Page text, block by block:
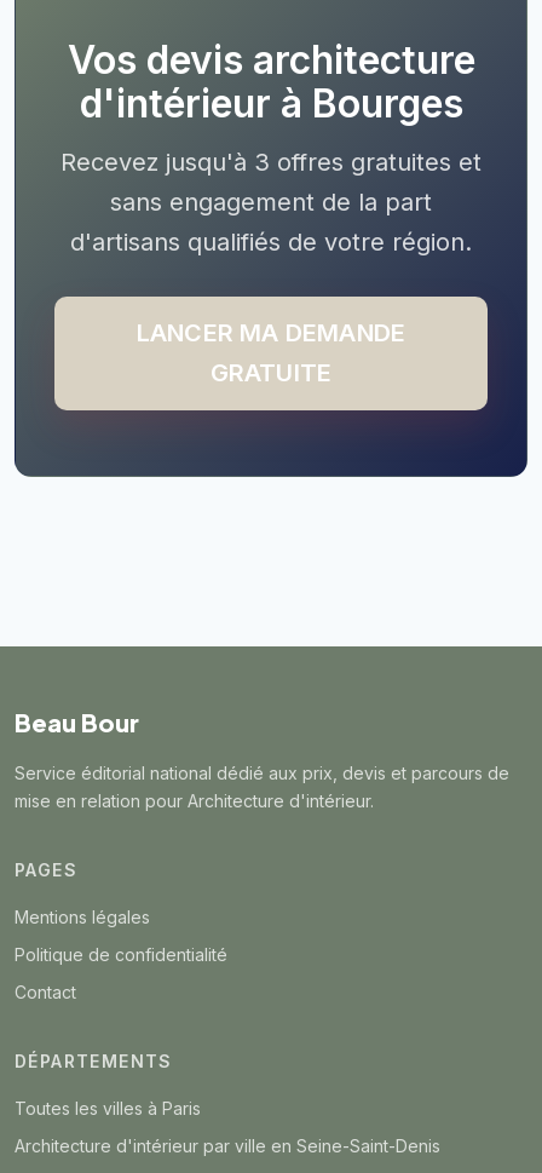
Vos devis architecture
d'intérieur à Bourges
Recevez jusqu'à 3 offres gratuites et
sans engagement de la part
d'artisans qualifiés de votre région.
LANCER MA DEMANDE
GRATUITE
Beau Bour
Service éditorial national dédié aux prix, devis et parcours de
mise en relation pour Architecture d'intérieur.
PAGES
Mentions légales
Politique de confidentialité
Contact
DÉPARTEMENTS
Toutes les villes à Paris
Architecture d'intérieur par ville en Seine-Saint-Denis